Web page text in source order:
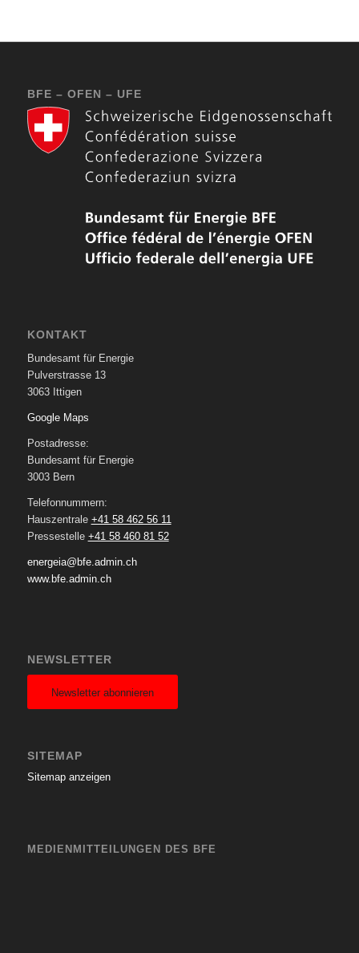
BFE – OFEN – UFE
KONTAKT
Bundesamt für Energie
Pulverstrasse 13
3063 Ittigen
Google Maps
Postadresse:
Bundesamt für Energie
3003 Bern
Telefonnummern:
Hauszentrale +41 58 462 56 11
Pressestelle +41 58 460 81 52
energeia@bfe.admin.ch
www.bfe.admin.ch
NEWSLETTER
Newsletter abonnieren
SITEMAP
Sitemap anzeigen
MEDIENMITTEILUNGEN DES BFE